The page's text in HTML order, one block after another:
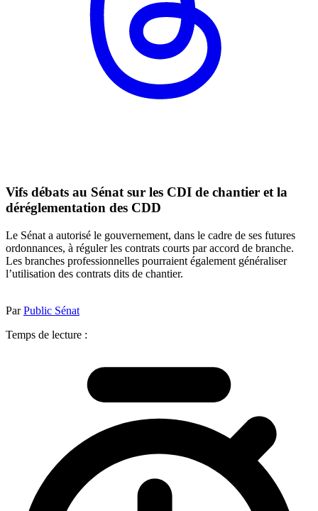
Vifs débats au Sénat sur les CDI de chantier et la
déréglementation des CDD
Le Sénat a autorisé le gouvernement, dans le cadre de ses futures
ordonnances, à réguler les contrats courts par accord de branche.
Les branches professionnelles pourraient également généraliser
l’utilisation des contrats dits de chantier.
ParPublic Sénat
Temps de lecture :